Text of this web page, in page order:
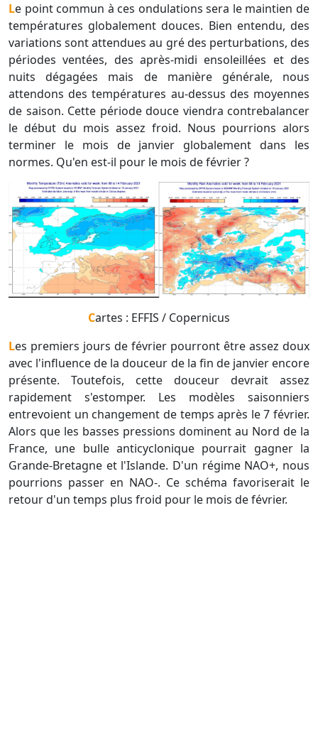
Le point commun à ces ondulations sera le maintien de
températures globalement douces. Bien entendu, des
variations sont attendues au gré des perturbations, des
périodes ventées, des après-midi ensoleillées et des
nuits dégagées mais de manière générale, nous
attendons des températures au-dessus des moyennes
de saison. Cette période douce viendra contrebalancer
le début du mois assez froid. Nous pourrions alors
terminer le mois de janvier globalement dans les
normes. Qu'en est-il pour le mois de février ?
Cartes : EFFIS / Copernicus
Les premiers jours de février pourront être assez doux
avec l'influence de la douceur de la fin de janvier encore
présente. Toutefois, cette douceur devrait assez
rapidement s'estomper. Les modèles saisonniers
entrevoient un changement de temps après le 7 février.
Alors que les basses pressions dominent au Nord de la
France, une bulle anticyclonique pourrait gagner la
Grande-Bretagne et l'Islande. D'un régime NAO+, nous
pourrions passer en NAO-. Ce schéma favoriserait le
retour d'un temps plus froid pour le mois de février.